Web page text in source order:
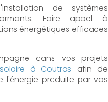
de systèmes
Faire appel à
énergétiques efficaces
dans vos projets
à Coutras afin de
l'énergie produite par vos